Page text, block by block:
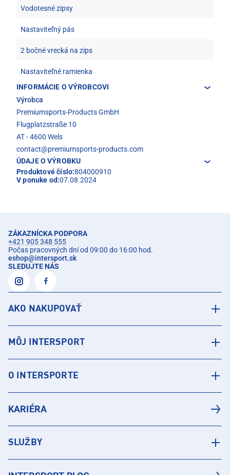
Vodotesné zipsy
Nastaviteľný pás
2 bočné vrecká na zips
Nastaviteľné ramienka
INFORMÁCIE O VÝROBCOVI
Výrobca
Premiumsports-Products GmbH
Flugplatzstraße 10
AT - 4600 Wels
contact@premiumsports-products.com
ÚDAJE O VÝROBKU
Produktové číslo:804000910
V ponuke od:07.08.2024
ZÁKAZNÍCKA PODPORA
+421 905 348 555
Počas pracovných dní od 09:00 do 16:00 hod.
eshop@intersport.sk
SLEDUJTE NÁS
AKO NAKUPOVAŤ
MÔJ INTERSPORT
O INTERSPORTE
KARIÉRA
SLUŽBY